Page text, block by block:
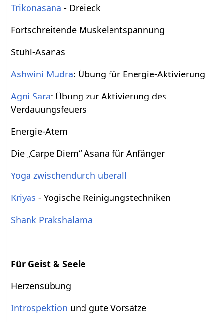
Trikonasana - Dreieck
Fortschreitende Muskelentspannung
Stuhl-Asanas
Ashwini Mudra: Übung für Energie-Aktivierung
Agni Sara: Übung zur Aktivierung des
Verdauungsfeuers
Energie-Atem
Die „Carpe Diem“ Asana für Anfänger
Yoga zwischendurch überall
Kriyas - Yogische Reinigungstechniken
Shank Prakshalama
Für Geist & Seele
Herzensübung
Introspektion und gute Vorsätze